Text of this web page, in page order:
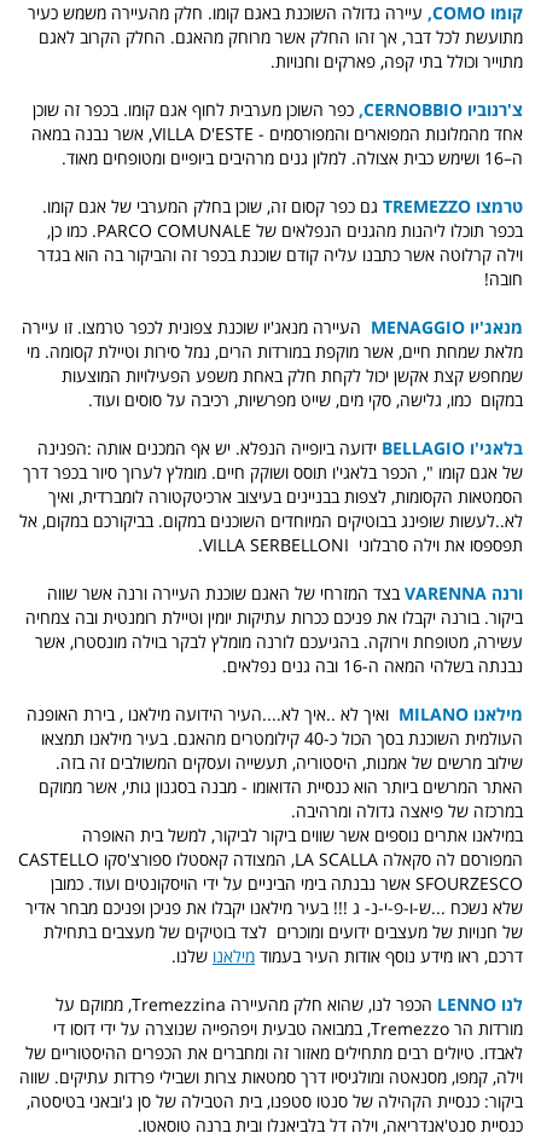
קומו COMO,
עיירה גדולה השוכנת באגם קומו. חלק מהעיירה משמש כעיר
מתועשת לכל דבר, אך זהו החלק אשר מרוחק מהאגם. החלק הקרוב לאגם
מתוייר וכולל בתי קפה, פארקים וחנויות.
צ'רנוביו CERNOBBIO,
כפר השוכן מערבית לחוף אגם קומו. בכפר זה שוכן
אחד מהמלונות המפוארים והמפורסמים - VILLA D'ESTE, אשר נבנה במאה
ה–16 ושימש כבית אצולה. למלון גנים מרהיבים ביופיים ומטופחים מאוד.
טרמצו TREMEZZO גם כפר קסום זה, שוכן בחלק המערבי של אגם קומו.
בכפר תוכלו ליהנות מהגנים הנפלאים של PARCO COMUNALE. כמו כן,
וילה קרלוטה אשר כתבנו עליה קודם שוכנת בכפר זה והביקור בה הוא בגדר
חובה!
מנאג'יו MENAGGIO העיירה מנאג'יו שוכנת צפונית לכפר טרמצו. זו עיירה
מלאת שמחת חיים, אשר מוקפת במורדות הרים, נמל סירות וטיילת קסומה. מי
שמחפש קצת אקשן יכול לקחת חלק באחת משפע הפעילויות המוצעות
במקום כמו, גלישה, סקי מים, שייט מפרשיות, רכיבה על סוסים ועוד.
בלאגי'ו BELLAGIO ידועה ביופייה הנפלא. יש אף המכנים אותה :הפנינה
של אגם קומו ", הכפר בלאגי'ו תוסס ושוקק חיים. מומלץ לערוך סיור בכפר דרך
הסמטאות הקסומות, לצפות בבניינים בעיצוב ארכיטקטורה לומברדית, ואיך
לא..לעשות שופינג בבוטיקים המיוחדים השוכנים במקום. בביקורכם במקום, אל
תפספסו את וילה סרבלוני VILLA SERBELLONI.
ורנה VARENNA בצד המזרחי של האגם שוכנת העיירה ורנה אשר שווה
ביקור. בורנה יקבלו את פניכם ככרות עתיקות יומין וטיילת רומנטית ובה צמחיה
עשירה, מטופחת וירוקה. בהגיעכם לורנה מומלץ לבקר בוילה מונסטרו, אשר
נבנתה בשלהי המאה ה-16 ובה גנים נפלאים.
מילאנו MILANO ואיך לא ..איך לא....העיר הידועה מילאנו , בירת האופנה
העולמית השוכנת בסך הכול כ-40 קילומטרים מהאגם. בעיר מילאנו תמצאו
שילוב מרשים של אמנות, היסטוריה, תעשייה ועסקים המשולבים זה בזה.
האתר המרשים ביותר הוא כנסיית הדואומו - מבנה בסגנון גותי, אשר ממוקם
במרכזה של פיאצה גדולה ומרהיבה.
במילאנו אתרים נוספים אשר שווים ביקור לביקור, למשל בית האופרה
המפורסם לה סקאלה LA SCALLA, המצודה קאסטלו ספורצ'סקו CASTELLO
SFOURZESCO אשר נבנתה בימי הביניים על ידי הויסקונטים ועוד. כמובן
שלא נשכח ...ש-ו-פ-י-נ- ג !!! בעיר מילאנו יקבלו את פניכן ופניכם מבחר אדיר
של חנויות של מעצבים ידועים ומוכרים לצד בוטיקים של מעצבים בתחילת
דרכם, ראו מידע נוסף אודות העיר בעמוד מילאנו שלנו.
לנו LENNO
הכפר לנו, שהוא חלק מהעיירה Tremezzina, ממוקם על
מורדות הר Tremezzo, במבואה טבעית ויפהפייה שנוצרה על ידי דוסו די
לאבדו. טיולים רבים מתחילים מאזור זה ומחברים את הכפרים ההיסטוריים של
וילה, קמפו, מסנאטה ומולגיסיו דרך סמטאות צרות ושבילי פרדות עתיקים. שווה
ביקור: כנסיית הקהילה של סנטו סטפנו, בית הטבילה של סן ג'ובאני בטיסטה,
כנסיית סנט'אנדריאה, וילה דל בלביאנלו ובית ברנה טוסאטו.